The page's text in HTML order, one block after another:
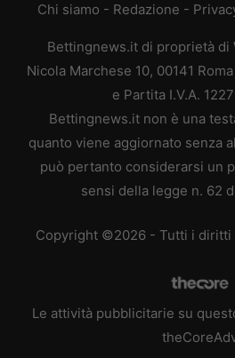
Chi siamo - Redazione -
Bettingnews.it di proprietà di
Nicola Marchese 10, 00141
e Partita I.V.A.
Bettingnews.it non è una
quanto viene aggiornato senza
può pertanto considerarsi un
sensi della legge n. 62
Copyright ©2026 - Tutti i diritti
Le attività pubblicitarie su